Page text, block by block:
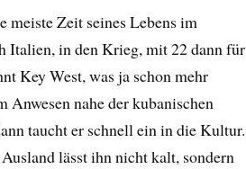
Zeit seines Lebens im
Italien, in den Krieg, mit 22 dann für
Key West, was ja schon mehr
Anwesen nahe der kubanischen
taucht er schnell ein in die Kultur.
lässt ihn nicht kalt, sondern